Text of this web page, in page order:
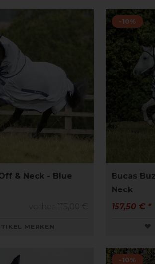
& Neck - Blue
MERKEN
-10%
Bucas
Neck
157,50 € *
-10%